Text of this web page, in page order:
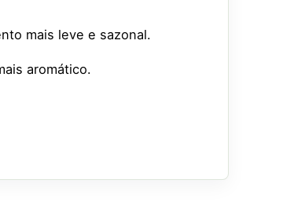
mais leve e sazonal.
aromático.